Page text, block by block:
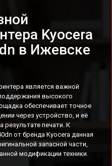
Kyocera
в Ижевске
является важной
высокого
обеспечивает точное
через устройство, и её
результате печати. К
от бренда Kyocera данная
запасной части,
модификации техники.